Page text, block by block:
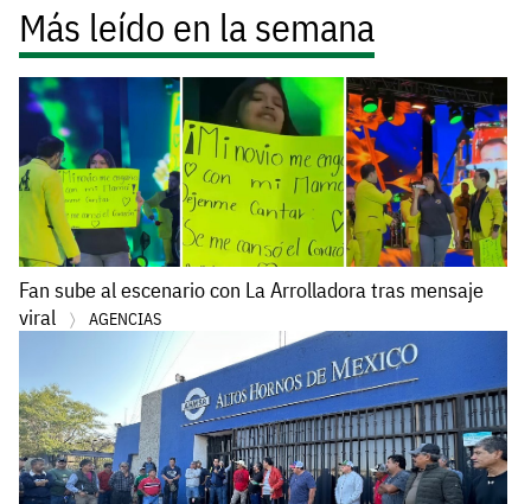
Más leído en la semana
Fan sube al escenario con La Arrolladora tras mensaje
viral
AGENCIAS